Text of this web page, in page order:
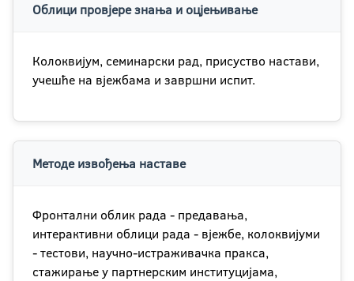
Облици провјере знања и оцјењивање
Колоквијум, семинарски рад, присуство настави,
учешће на вјежбама и завршни испит.
Методе извођења наставе
Фронтални облик рада - предавања,
интерактивни облици рада - вјежбе, колоквијуми
- тестови, научно-истраживачка пракса,
стажирање у партнерским институцијама,